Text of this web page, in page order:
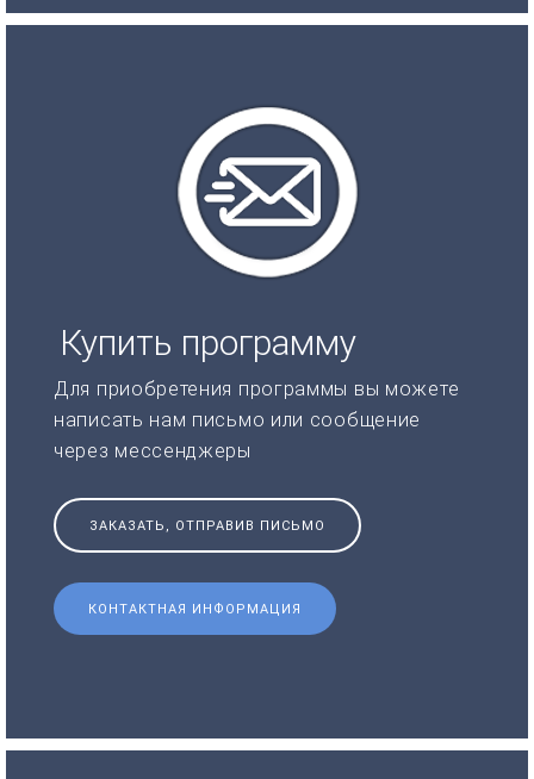
Купить программу
Для приобретения программы вы можете
написать нам письмо или сообщение
через мессенджеры
ЗАКАЗАТЬ, ОТПРАВИВ ПИСЬМО
КОНТАКТНАЯ ИНФОРМАЦИЯ